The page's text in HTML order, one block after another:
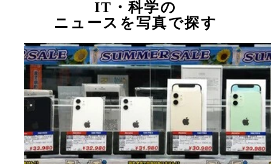
IT・科学の
ニュースを写真で探す